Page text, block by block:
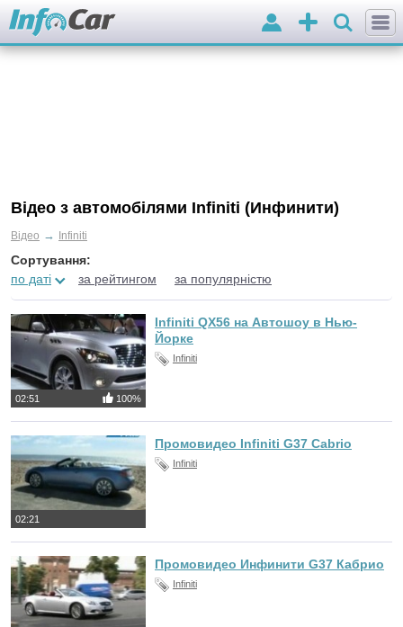
Додати
оголошення
Вхід
Відео з автомобілями Infiniti (Инфинити)
Відео → Infiniti
Сортування:
по даті
за рейтингом за популярністю
02:51 100%
Infiniti QX56 на Автошоу в Нью-
Йорке
Infiniti
02:21
Промовидео Infiniti G37 Cabrio
Infiniti
Промовидео Инфинити G37 Кабрио
Infiniti